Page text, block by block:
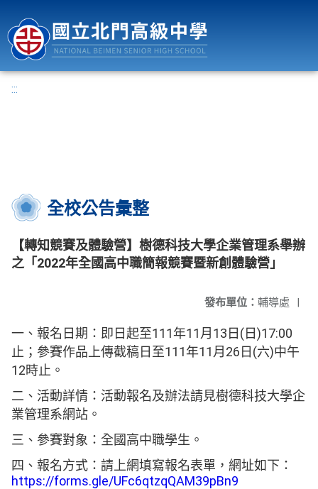
:::
全校公告彙整
【轉知競賽及體驗營】樹德科技大學企業管理系舉辦
之「2022年全國高中職簡報競賽暨新創體驗營」
發布單位： 輔導處 |
一、報名日期：即日起至111年11月13日(日)17:00
止；參賽作品上傳截稿日至111年11月26日(六)中午
12時止。
二、活動詳情：活動報名及辦法請見樹德科技大學企
業管理系網站。
三、參賽對象：全國高中職學生。
四、報名方式：請上網填寫報名表單，網址如下：
https://forms.gle/UFc6qtzqQAM39pBn9